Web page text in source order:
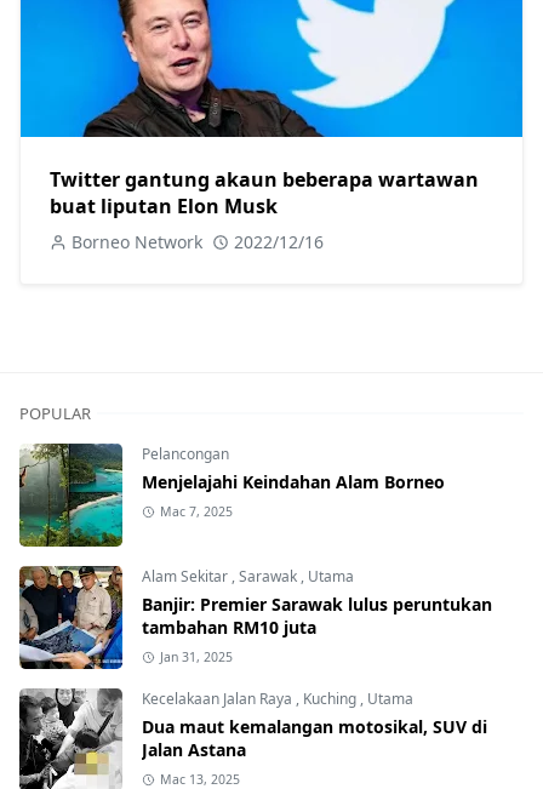
Twitter gantung akaun beberapa wartawan
buat liputan Elon Musk
Borneo Network 2022/12/16
POPULAR
Pelancongan
Menjelajahi Keindahan Alam Borneo
Mac 7, 2025
Alam Sekitar ,Sarawak , Utama
Banjir: Premier Sarawak lulus peruntukan
tambahan RM10 juta
Jan 31, 2025
Kecelakaan Jalan Raya , Kuching , Utama
Dua maut kemalangan motosikal, SUV di
Jalan Astana
Mac 13, 2025